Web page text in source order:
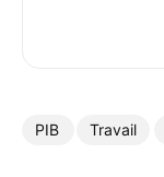
PIB Travail
Plus